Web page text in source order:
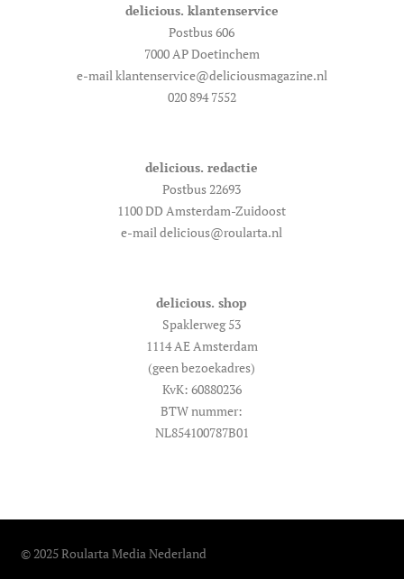
delicious. klantenservice
Postbus 606
7000 AP Doetinchem
e-mail klantenservice@deliciousmagazine.nl
020 894 7552
delicious. redactie
Postbus 22693
1100 DD Amsterdam-Zuidoost
e-mail delicious@roularta.nl
delicious. shop
Spaklerweg 53
1114 AE Amsterdam
(geen bezoekadres)
KvK: 60880236
BTW nummer:
NL854100787B01
© 2025 Roularta Media Nederland